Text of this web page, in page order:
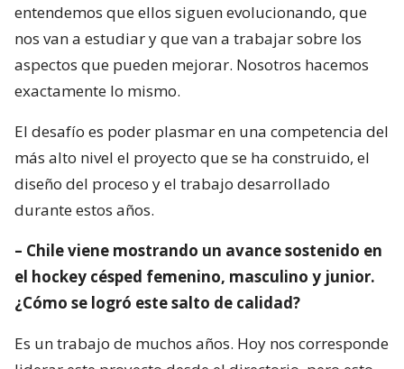
entendemos que ellos siguen evolucionando, que
nos van a estudiar y que van a trabajar sobre los
aspectos que pueden mejorar. Nosotros hacemos
exactamente lo mismo.
El desafío es poder plasmar en una competencia del
más alto nivel el proyecto que se ha construido, el
diseño del proceso y el trabajo desarrollado
durante estos años.
– Chile viene mostrando un avance sostenido en
el hockey césped femenino, masculino y junior.
¿Cómo se logró este salto de calidad?
Es un trabajo de muchos años. Hoy nos corresponde